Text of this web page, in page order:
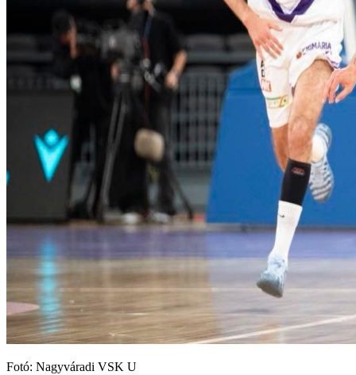
Fotó: Nagyváradi VSK U